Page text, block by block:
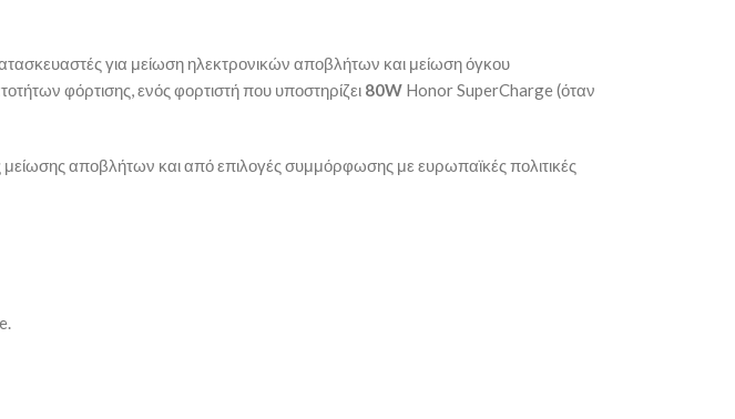
για μείωση ηλεκτρονικών αποβλήτων και μείωση όγκου
φόρτισης, ενός φορτιστή που υποστηρίζει 80W Honor SuperCharge (όταν
μείωσης αποβλήτων και από επιλογές συμμόρφωσης με ευρωπαϊκές πολιτικές